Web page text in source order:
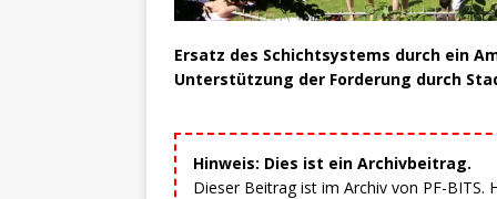
Ersatz des Schichtsystems durch ein
Unterstützung der Forderung durch
Hinweis: Dies ist ein Archivbeitrag.
Dieser Beitrag ist im Archiv von PF-BITS.